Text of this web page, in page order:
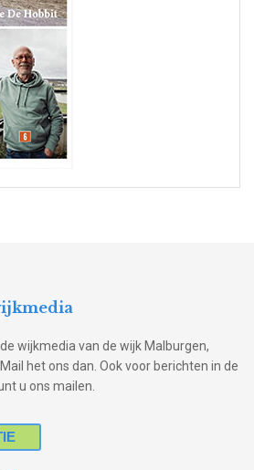
wijkmedia van de wijk Malburgen,
het ons dan. Ook voor berichten in de
u ons mailen.